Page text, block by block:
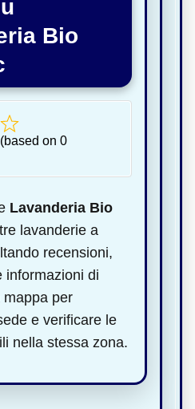
Bio
on 0
Lavanderia Bio
lavanderie a
recensioni,
informazioni di
per
e verificare le
nella stessa zona.